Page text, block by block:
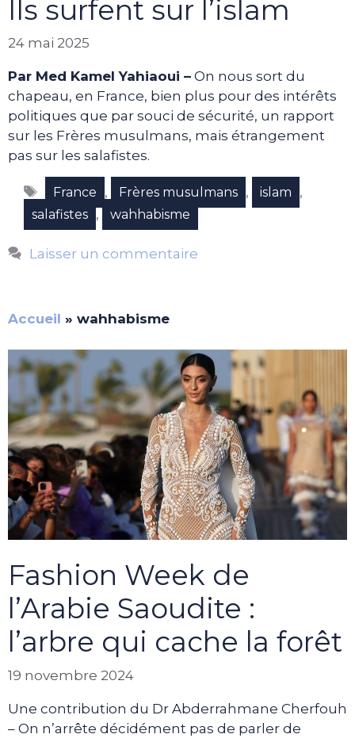
Ils surfent sur l’islam
24 mai 2025
Par Med Kamel Yahiaoui – On nous sort du
chapeau, en France, bien plus pour des intérêts
politiques que par souci de sécurité, un rapport
sur les Frères musulmans, mais étrangement
pas sur les salafistes.
Étiquettes
France , Frères musulmans , islam ,
salafistes , wahhabisme
Laisser un commentaire
Accueil » wahhabisme
Fashion Week de
l’Arabie Saoudite :
l’arbre qui cache la forêt
19 novembre 2024
Une contribution du Dr Abderrahmane Cherfouh
– On n’arrête décidément pas de parler de